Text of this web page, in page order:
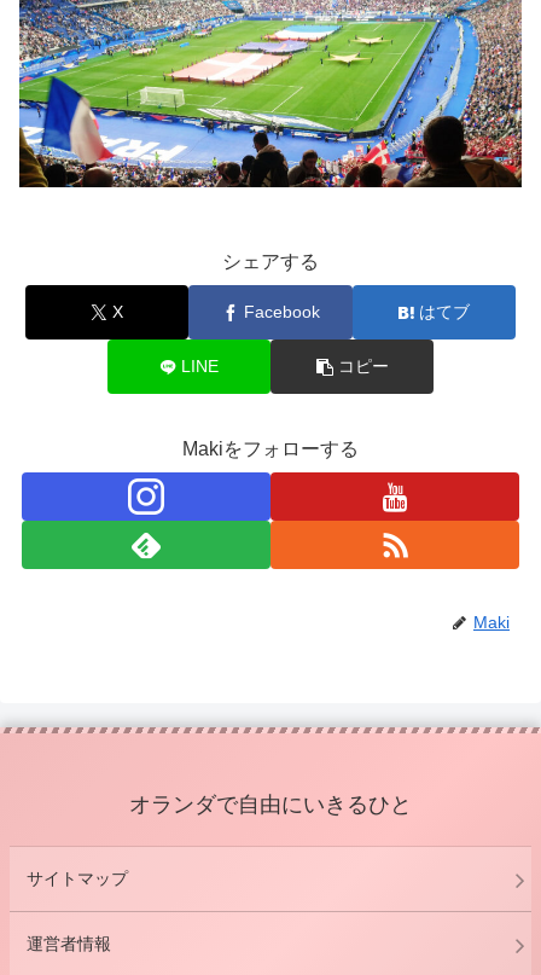
シェアする
X Facebook はてブ
LINE コピー
Makiをフォローする
Maki
オランダで自由にいきるひと
サイトマップ
運営者情報